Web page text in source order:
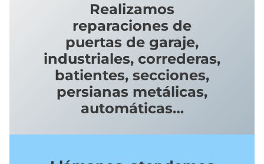
Realizamos
reparaciones de
puertas de garaje,
industriales, correderas,
batientes, secciones,
persianas metálicas,
automáticas…